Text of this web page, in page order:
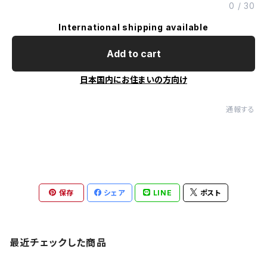
0 /30
International shipping available
Add to cart
日本国内にお住まいの方向け
通報する
保存 シェア LINE ポスト
最近チェックした商品